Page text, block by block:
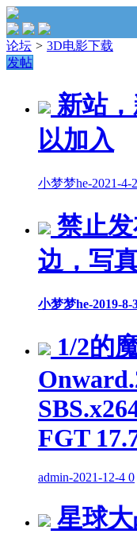
论坛 > 3D电影下载
发帖
新站
以加入
小梦梦he-2021-4-
禁止
边，写
小梦梦he-2019-8-
1/2的
FGT
admin-2021-12-4 0
星球